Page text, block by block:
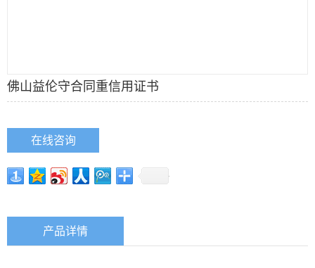
佛山益伦守合同重信用证书
在线咨询
产品详情